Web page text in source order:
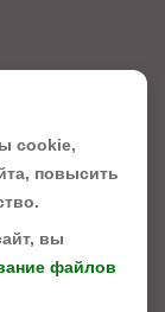
cookie,
повысить
вы
файлов